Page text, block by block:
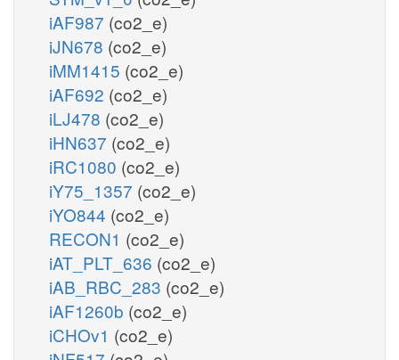
iAF987 (co2_e)
iJN678 (co2_e)
iMM1415 (co2_e)
iAF692 (co2_e)
iLJ478 (co2_e)
iHN637 (co2_e)
iRC1080 (co2_e)
iY75_1357 (co2_e)
iYO844 (co2_e)
RECON1 (co2_e)
iAT_PLT_636 (co2_e)
iAB_RBC_283 (co2_e)
iAF1260b (co2_e)
iCHOv1 (co2_e)